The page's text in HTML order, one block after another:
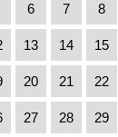
6 7 8
13 14 15
20 21 22
27 28 29